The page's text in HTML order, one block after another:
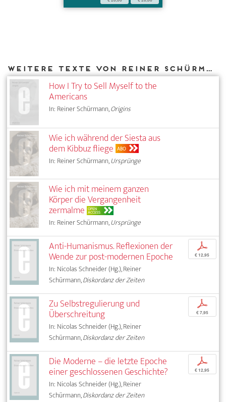
Weitere Texte von Reiner Schürmann bei DIAPHANES
How I Try to Sell Myself to the
Americans
In: Reiner Schürmann,Origins
Wie ich während der Siesta aus
dem Kibbuz fliege ABO
In: Reiner Schürmann,Ursprünge
Wie ich mit meinem ganzen
Körper die Vergangenheit
zermalme OPEN
ACCESS
In: Reiner Schürmann,Ursprünge
Anti-Humanismus. Reflexionen der
Wende zur post-modernen Epoche
In: Nicolas Schneider (Hg.), Reiner
Schürmann,Diskordanz der Zeiten
p
€ 12,95
Zu Selbstregulierung und
Überschreitung
In: Nicolas Schneider (Hg.), Reiner
Schürmann,Diskordanz der Zeiten
p
€ 7,95
Die Moderne – die letzte Epoche
einer geschlossenen Geschichte?
In: Nicolas Schneider (Hg.), Reiner
Schürmann,Diskordanz der Zeiten
p
€ 12,95